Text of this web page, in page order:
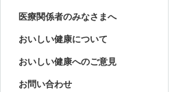
医療関係者のみなさまへ
おいしい健康について
おいしい健康へのご意見
お問い合わせ